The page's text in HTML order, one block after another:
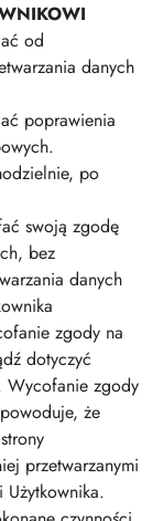
od
danych
poprawienia
po
swoją zgodę
bez
danych
zgody na
dotyczyć
Wycofanie zgody
że
przetwarzanymi
Użytkownika.